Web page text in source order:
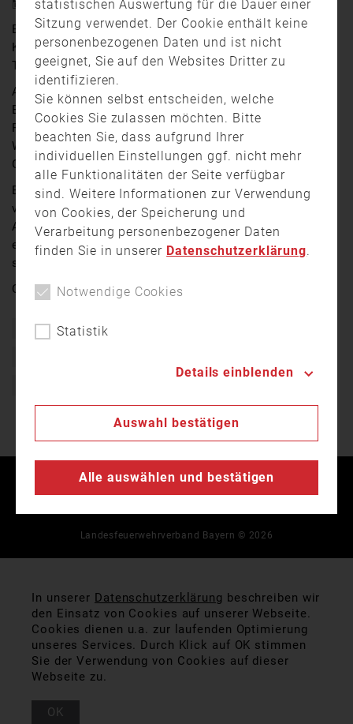
6. April 2017 19:20
Ein Feuer in Steinwiesen im oberfränkischen Landkreis
Kronach forderte am Mittwoch Nachmittag ein
Todesopfer.
Am späten Nachmittag des 5. April wurden die
Einsatzkräfte alarmiert. Beim Eintreffen der
Rettungskräfte am Anwesen brannte es in der als
Werkstatt genutzten Scheune mit Lagerraum und
Garage bereits lichterloh.
Bereits zu diesem Zeitpunkt wurde eine Person
vermisst. Feuerwehrmänner mit schwerem
Atemschutzgerät machten sich auf die Suche nach
einem vermissten Bewohner und entdeckten kurze Zeit
später eine Leiche im Gebäude.
Quelle: TV Oberfranken
Brand Feuer
Landesfeuerwehrverband Bayern © 2026
statistischen Auswertung für die Dauer einer
Sitzung verwendet. Der Cookie enthält keine
personenbezogenen Daten und ist nicht
geeignet, Sie auf den Websites Dritter zu
identifizieren.
Sie können selbst entscheiden, welche
Cookies Sie zulassen möchten. Bitte
beachten Sie, dass aufgrund Ihrer
individuellen Einstellungen ggf. nicht mehr
alle Funktionalitäten der Seite verfügbar
sind. Weitere Informationen zur Verwendung
von Cookies, der Speicherung und
Verarbeitung personenbezogener Daten
finden Sie in unserer Datenschutzerklärung.
Notwendige Cookies
Statistik
Details einblenden
Auswahl bestätigen
Alle auswählen und bestätigen
In unserer Datenschutzerklärung beschreiben wir
den Einsatz von Cookies auf unserer Webseite.
Cookies dienen u.a. zur laufenden Optimierung
unseres Services. Durch Klick auf OK stimmen
Sie der Verwendung von Cookies auf dieser
Webseite zu.
OK